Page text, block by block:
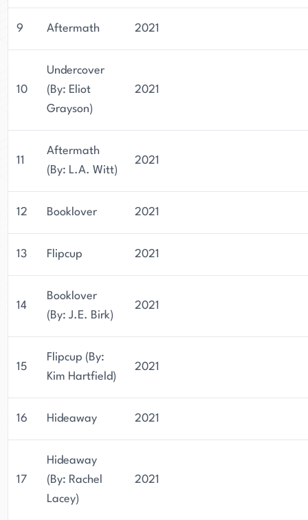
9 Aftermath 2021
10
Undercover
(By: Eliot
Grayson)
2021
11
Aftermath
(By: L.A. Witt)
2021
12 Booklover 2021
13 Flipcup 2021
14
Booklover
(By: J.E. Birk)
2021
15
Flipcup (By:
Kim Hartfield)
2021
16 Hideaway 2021
17
Hideaway
(By: Rachel
Lacey)
2021